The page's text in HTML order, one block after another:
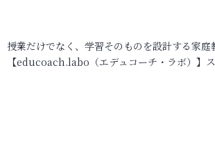
授業だけでなく、学習そのものを設計する家庭
【educoach.labo（エデュコーチ・ラボ）】